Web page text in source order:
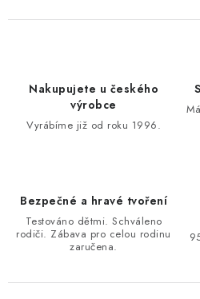
Nakupujete u českého
výrobce
Vyrábíme již od roku 1996.
Bezpečné a hravé tvoření
Testováno dětmi. Schváleno
rodiči. Zábava pro celou rodinu
zaručena.